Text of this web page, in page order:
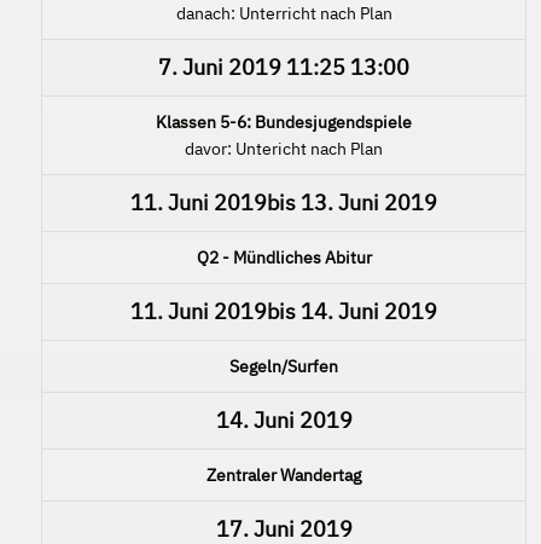
danach: Unterricht nach Plan
7. Juni 2019 11:25 13:00
Klassen 5-6: Bundesjugendspiele
davor: Untericht nach Plan
11. Juni 2019bis 13. Juni 2019
Q2 - Mündliches Abitur
11. Juni 2019bis 14. Juni 2019
Segeln/Surfen
14. Juni 2019
Zentraler Wandertag
17. Juni 2019